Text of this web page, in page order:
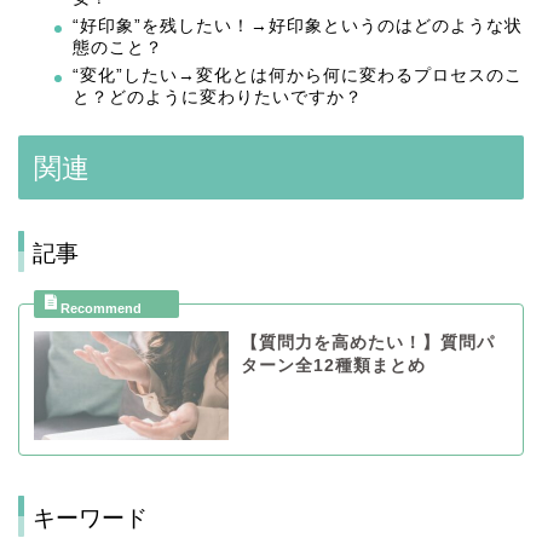
“好印象”を残したい！→好印象というのはどのような状
態のこと？
“変化”したい→変化とは何から何に変わるプロセスのこ
と？どのように変わりたいですか？
関連
記事
【質問力を高めたい！】質問パ
ターン全12種類まとめ
キーワード